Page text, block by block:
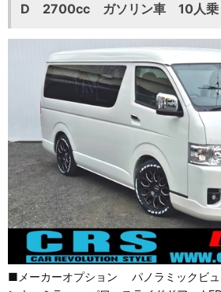
D 2700cc ガソリン車 10人
■メーカーオプション パノラミックビ